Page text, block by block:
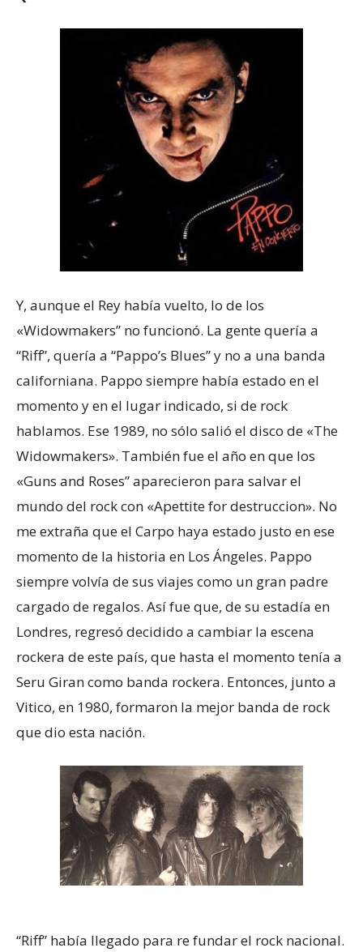
Y, aunque el Rey había vuelto, lo de los
«Widowmakers” no funcionó. La gente quería a
“Riff”, quería a “Pappo’s Blues” y no a una banda
californiana. Pappo siempre había estado en el
momento y en el lugar indicado, si de rock
hablamos. Ese 1989, no sólo salió el disco de «The
Widowmakers». También fue el año en que los
«Guns and Roses” aparecieron para salvar el
mundo del rock con «Apettite for destruccion». No
me extraña que el Carpo haya estado justo en ese
momento de la historia en Los Ángeles. Pappo
siempre volvía de sus viajes como un gran padre
cargado de regalos. Así fue que, de su estadía en
Londres, regresó decidido a cambiar la escena
rockera de este país, que hasta el momento tenía a
Seru Giran como banda rockera. Entonces, junto a
Vitico, en 1980, formaron la mejor banda de rock
que dio esta nación.
“Riff” había llegado para re fundar el rock nacional.